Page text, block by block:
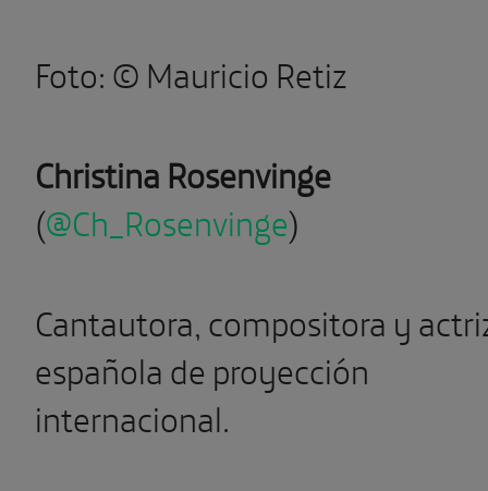
Foto: © Mauricio Retiz
Christina Rosenvinge
(@Ch_Rosenvinge)
Cantautora, compositora y
española de proyección
internacional.